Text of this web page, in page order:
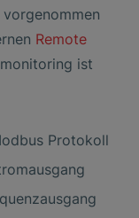
Remote
ist
Protokoll